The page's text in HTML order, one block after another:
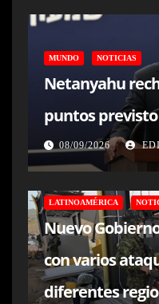
MUNDO NOTICIAS
Netanyahu
puntos
08/09/2026
LATINOAMÉRICA
Nuevo
con varios
diferentes